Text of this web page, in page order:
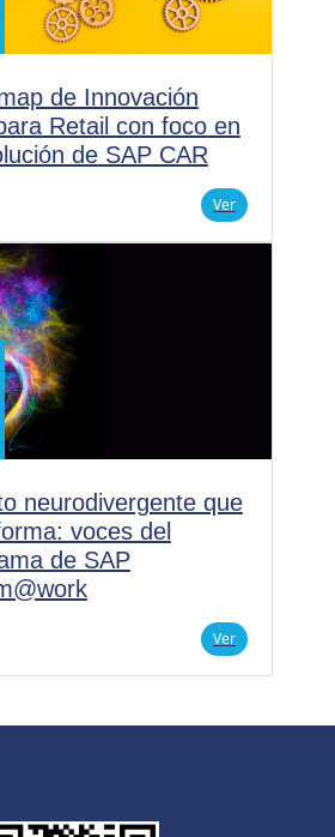
de Innovación
Retail con foco en
de SAP CAR
Ver
neurodivergente que
voces del
de SAP
Ver